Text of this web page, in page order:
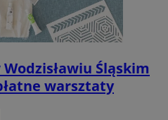
Śląskim
warsztaty